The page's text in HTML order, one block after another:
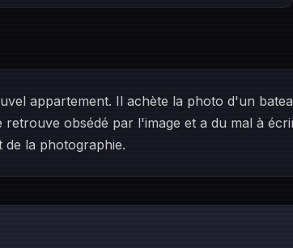
appartement. Il achète la photo d'un
obsédé par l'image et a du mal à
la photographie.